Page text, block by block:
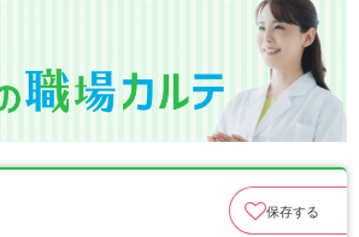
保存する